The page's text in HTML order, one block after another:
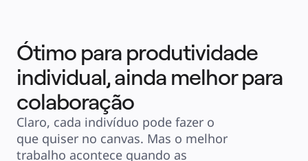
Ótimo para produtividade
individual, ainda melhor para
colaboração
Claro, cada indivíduo pode fazer o
que quiser no canvas. Mas o melhor
trabalho acontece quando as